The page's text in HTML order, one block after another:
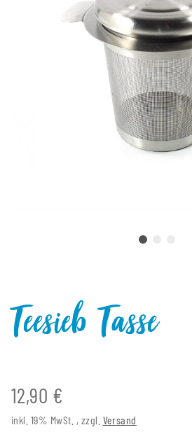
Teesieb Tasse
12,90 €
inkl. 19% MwSt. , zzgl. Versand